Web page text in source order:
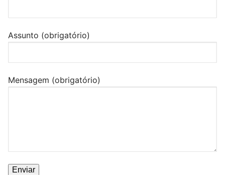
Assunto (obrigatório)
Mensagem (obrigatório)